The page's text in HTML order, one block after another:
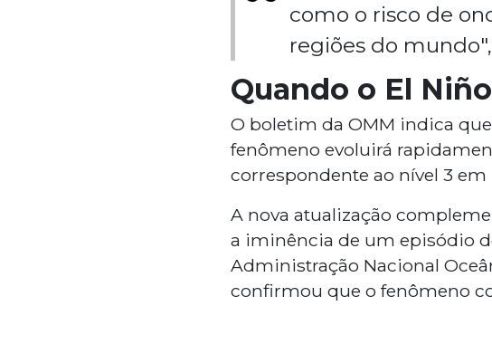
como o risco de
regiões do
Quando o El
O boletim da OMM indica
fenômeno evoluirá
correspondente ao nível 3 em
A nova atualização
a iminência de um episódio
Administração Nacional
confirmou que o fenômeno